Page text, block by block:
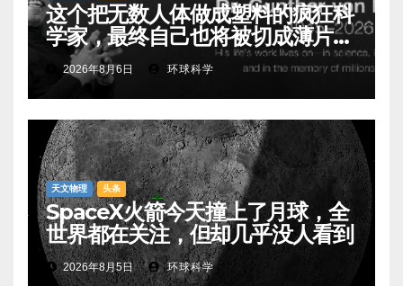
这个把无数人体做成塑料的疯狂科
学家，最终自己也将被切成薄片展
出2026年8月6日 环球科学
天文物理 头条
SpaceX火箭今天撞上了月球，全
世界都在关注，但却几乎没人看到
2026年8月5日 环球科学